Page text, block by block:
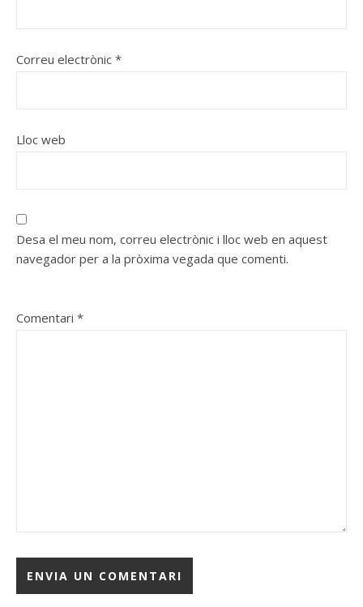
Correu electrònic *
Lloc web
Desa el meu nom, correu electrònic i lloc web en aquest
navegador per a la pròxima vegada que comenti.
Comentari *